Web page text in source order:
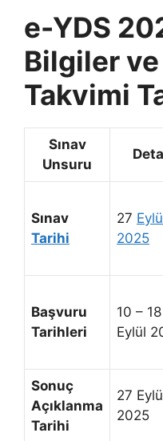
e-YDS
Bilgiler
Takvimi
Sınav
Unsuru
Sınav
Tarihi
27
2025
Başvuru
Tarihleri
10 – 18
Eylül
Sonuç
Açıklanma
Tarihi
27
2025